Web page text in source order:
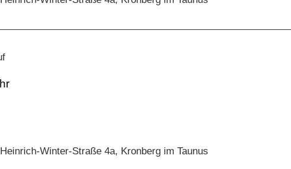
Heinrich-Winter-Straße 4a, Kronberg im Taunus